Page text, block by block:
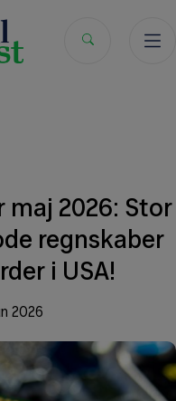
2026: Stor
regnskaber
i USA!
2026